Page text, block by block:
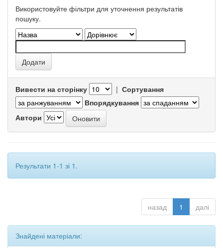
Використовуйте фільтри для уточнення результатів
пошуку.
Вивести на сторінку | Сортування
Впорядкування
Автори
Результати 1-1 зі 1.
назад 1 далі
Знайдені матеріали: